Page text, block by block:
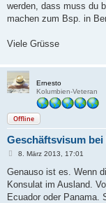
werden, dass muss du
machen zum Bsp. in
Viele Grüsse
Ernesto
Kolumbien-Veteran
Offline
Geschäftsvisum
B
i
r
a
8. März 2013, 17:01
Genauso ist es. Wenn
Konsulat im Ausland.
Ecuador oder Panama.